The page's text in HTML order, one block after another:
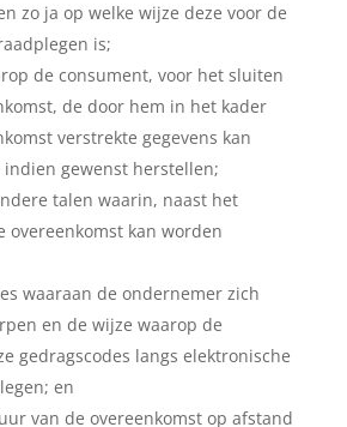
zo ja op welke wijze deze voor de
is;
de consument, voor het sluiten
de door hem in het kader
verstrekte gegevens kan
gewenst herstellen;
talen waarin, naast het
overeenkomst kan worden
waaraan de ondernemer zich
en de wijze waarop de
gedragscodes langs elektronische
en
van de overeenkomst op afstand